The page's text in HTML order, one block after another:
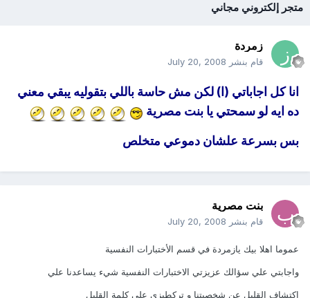
متجر إلكتروني مجاني
زمردة
قام بنشر July 20, 2008
انا كل اجاباتي (ا) لكن مش حاسة باللي بتقوليه يبقي معني
ده ايه لو سمحتي يا بنت مصرية
بس بسرعة علشان دموعي متخلص
بنت مصرية
قام بنشر July 20, 2008
عموما اهلا بيك يازمردة في قسم الأختبارات النفسية
واجابتي علي سؤالك عزيزتي الاختبارات النفسية شيء يساعدنا علي
اكتشاف القليل عن شخصيتنا و تركطيزي علي كلمة القليل